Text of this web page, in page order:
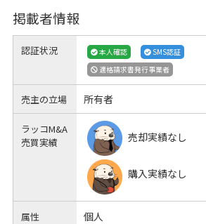
掲載者情報
認証状況 本人確認
SMS認証
適格請求書発行事業者
売主の立場 所有者
ラッコM&A
売買実績
売却実績なし
購入実績なし
属性 個人